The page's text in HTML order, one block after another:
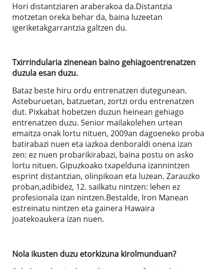
Hori distantziaren araberakoa da.Distantzia
motzetan oreka behar da, baina luzeetan
igeriketakgarrantzia galtzen du.
Txirrindularia zinenean baino gehiagoentrenatzen
duzula esan duzu.
Bataz beste hiru ordu entrenatzen dutegunean.
Asteburuetan, batzuetan, zortzi ordu entrenatzen
dut. Pixkabat hobetzen duzun heinean gehiago
entrenatzen duzu. Senior mailakolehen urtean
emaitza onak lortu nituen, 2009an dagoeneko proba
batirabazi nuen eta iazkoa denboraldi onena izan
zen: ez nuen probarikirabazi, baina postu on asko
lortu nituen. Gipuzkoako txapelduna izannintzen
esprint distantzian, olinpikoan eta luzean. Zarauzko
proban,adibidez, 12. sailkatu nintzen: lehen ez
profesionala izan nintzen.Bestalde, Iron Manean
estreinatu nintzen eta gainera Hawaira
joatekoaukera izan nuen.
Nola ikusten duzu etorkizuna kirolmunduan?